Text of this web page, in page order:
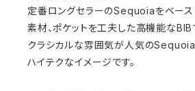
定番ロングセラーのSequoiaをベース
素材、ポケットを工夫した高機能なBIB
クラシカルな雰囲気が人気のSequoia
ハイテクなイメージです。